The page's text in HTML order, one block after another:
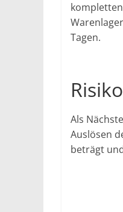
Tagen.
Als
Auslösen
beträgt